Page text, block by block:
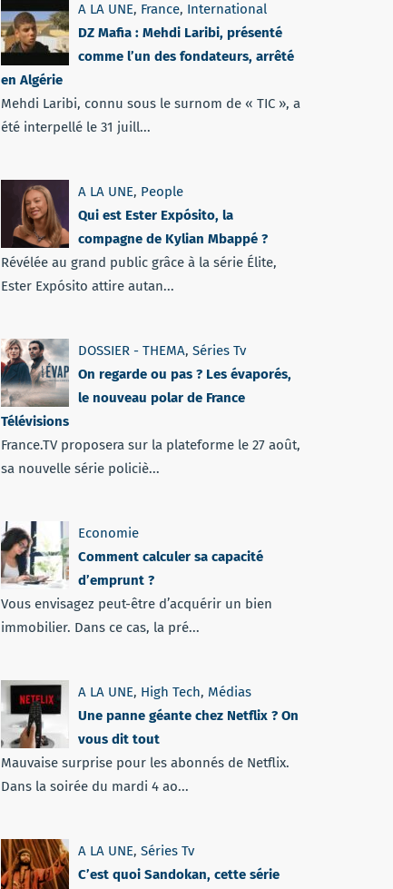
A LA UNE, France, International
DZ Mafia : Mehdi Laribi, présenté
comme l’un des fondateurs, arrêté
en Algérie
Mehdi Laribi, connu sous le surnom de « TIC », a
été interpellé le 31 juill...
A LA UNE, People
Qui est Ester Expósito, la
compagne de Kylian Mbappé ?
Révélée au grand public grâce à la série Élite,
Ester Expósito attire autan...
DOSSIER - THEMA, Séries Tv
On regarde ou pas ? Les évaporés,
le nouveau polar de France
Télévisions
France.TV proposera sur la plateforme le 27 août,
sa nouvelle série policiè...
Economie
Comment calculer sa capacité
d’emprunt ?
Vous envisagez peut-être d’acquérir un bien
immobilier. Dans ce cas, la pré...
A LA UNE, High Tech, Médias
Une panne géante chez Netflix ? On
vous dit tout
Mauvaise surprise pour les abonnés de Netflix.
Dans la soirée du mardi 4 ao...
A LA UNE, Séries Tv
C’est quoi Sandokan, cette série